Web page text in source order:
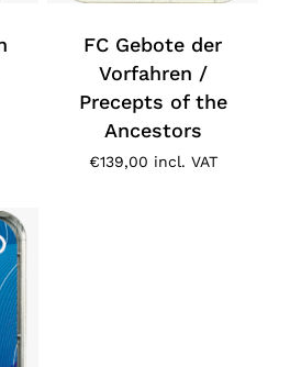
FC Gebote der
Vorfahren /
Precepts of the
Ancestors
€139,00 incl. VAT